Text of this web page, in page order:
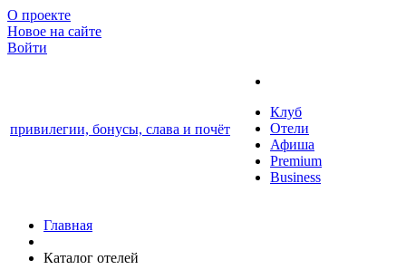
О проекте
Новое на сайте
Войти
привилегии, бонусы, слава и почёт
Клуб
Отели
Афиша
Premium
Business
Главная
Каталог отелей